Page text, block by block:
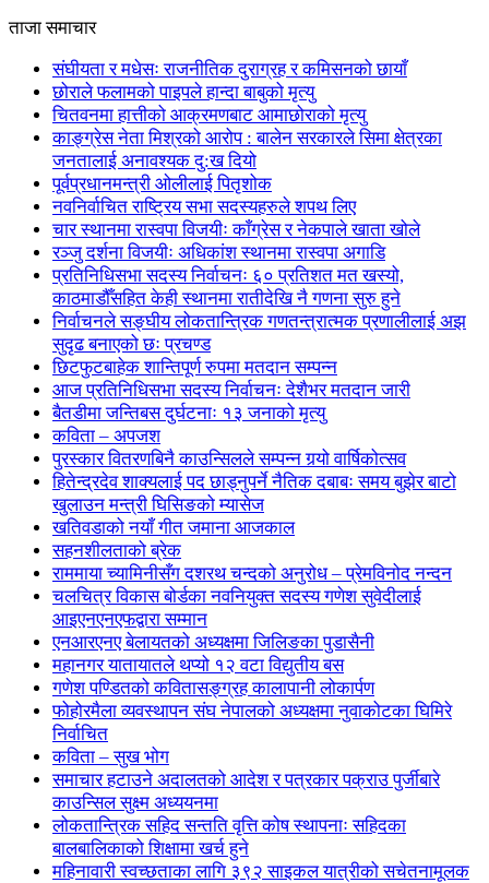
ताजा समाचार
संघीयता र मधेसः राजनीतिक दुराग्रह र कमिसनको छायाँ
छोराले फलामको पाइपले हान्दा बाबुको मृत्यु
चितवनमा हात्तीको आक्रमणबाट आमाछोराको मृत्यु
काङ्ग्रेस नेता मिश्रको आरोप : बालेन सरकारले सिमा क्षेत्रका
जनतालाई अनावश्यक दु:ख दियो
पूर्वप्रधानमन्त्री ओलीलाई पितृशोक
नवनिर्वाचित राष्ट्रिय सभा सदस्यहरुले शपथ लिए
चार स्थानमा रास्वपा विजयीः काँग्रेस र नेकपाले खाता खोले
रञ्जु दर्शना विजयीः अधिकांश स्थानमा रास्वपा अगाडि
प्रतिनिधिसभा सदस्य निर्वाचनः ६० प्रतिशत मत खस्यो,
काठमाडौँसहित केही स्थानमा रातीदेखि नै गणना सुरु हुने
निर्वाचनले सङ्घीय लोकतान्त्रिक गणतन्त्रात्मक प्रणालीलाई अझ
सुदृढ बनाएको छः प्रचण्ड
छिटफुटबाहेक शान्तिपूर्ण रुपमा मतदान सम्पन्न
आज प्रतिनिधिसभा सदस्य निर्वाचनः देशैभर मतदान जारी
बैतडीमा जन्तिबस दुर्घटनाः १३ जनाको मृत्यु
कविता – अपजश
पुरस्कार वितरणबिनै काउन्सिलले सम्पन्न गर्‍यो वार्षिकोत्सव
हितेन्द्रदेव शाक्यलाई पद छाड्नुपर्ने नैतिक दबाबः समय बुझेर बाटो
खुलाउन मन्त्री घिसिङको म्यासेज
खतिवडाको नयाँ गीत जमाना आजकाल
सहनशीलताको ब्रेक
राममाया च्यामिनीसँग दशरथ चन्दको अनुरोध – प्रेमविनोद नन्दन
चलचित्र विकास बोर्डका नवनियुक्त सदस्य गणेश सुवेदीलाई
आइएनएनएफद्वारा सम्मान
एनआरएनए बेलायतको अध्यक्षमा जिलिङका पुडासैनी
महानगर यातायातले थप्यो १२ वटा विद्युतीय बस
गणेश पण्डितको कवितासङ्ग्रह कालापानी लोकार्पण
फोहोरमैला व्यवस्थापन संघ नेपालको अध्यक्षमा नुवाकोटका घिमिरे
निर्वाचित
कविता – सुख भोग
समाचार हटाउने अदालतको आदेश र पत्रकार पक्राउ पुर्जीबारे
काउन्सिल सुक्ष्म अध्ययनमा
लोकतान्त्रिक सहिद सन्तति वृत्ति कोष स्थापनाः सहिदका
बालबालिकाको शिक्षामा खर्च हुने
महिनावारी स्वच्छताका लागि ३९२ साइकल यात्रीको सचेतनामूलक